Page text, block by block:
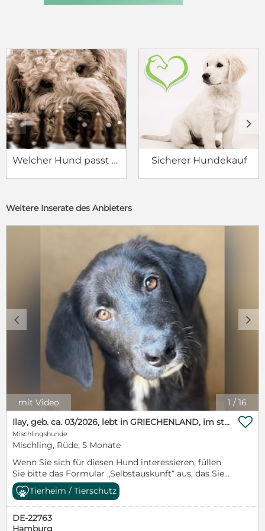
Welcher Hund passt zu mir? Sicherer Hundekauf
c d
Weitere Inserate des Anbieters
1 / 16
c d
mit Video
Ilay, geb. ca. 03/2026, lebt in GRIECHENLAND, im städt. Tierheim Serres
Mischlingshunde
Mischling, Rüde, 5 Monate
Wenn Sie sich für diesen Hund interessieren, füllen
Sie bitte das Formular „Selbstauskunft“ aus, das Sie
auf unserer Homepage (www.hundegarten-
serres.de) finden können. Vielen Dank für Ihr
Verständnis! Ilay, geb. ca. 03/2026, lebt in
GRIECHENLAND, im städt. Tierheim Serres Ilay

Tierheim / Tierschutz
DE-22763
Hamburg